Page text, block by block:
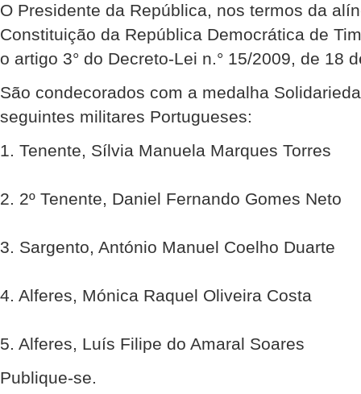
O Presidente da República, nos termos da
Constituição da República Democrática de
o artigo 3° do Decreto-Lei n.° 15/2009, de 18
São condecorados com a medalha
seguintes militares Portugueses:
1. Tenente, Sílvia Manuela Marques Torres
2. 2º Tenente, Daniel Fernando Gomes Neto
3. Sargento, António Manuel Coelho Duarte
4. Alferes, Mónica Raquel Oliveira Costa
5. Alferes, Luís Filipe do Amaral Soares
Publique-se.